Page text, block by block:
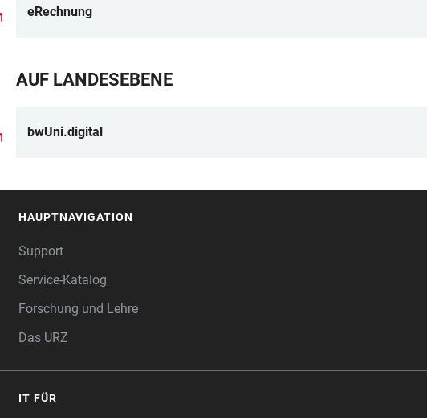
eRechnung
AUF LANDESEBENE
bwUni.digital
HAUPTNAVIGATION
Support
Service-Katalog
Forschung und Lehre
Das URZ
IT FÜR